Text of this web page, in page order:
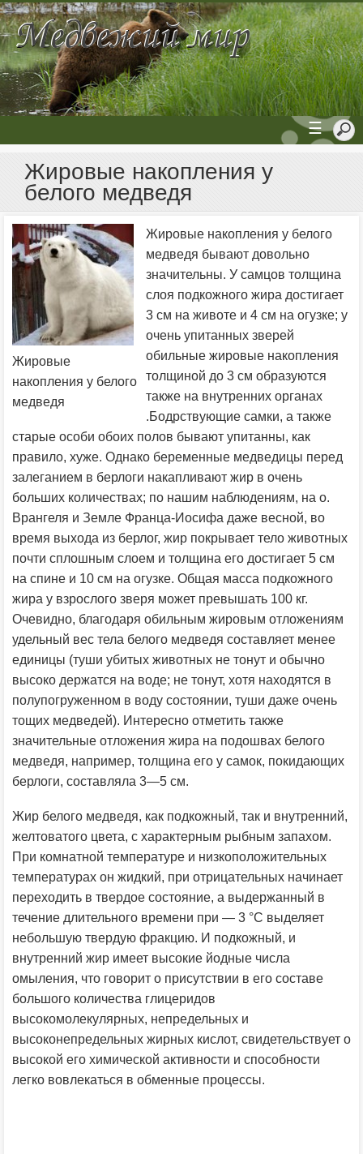
☰
Жировые накопления у
белого медведя
Жировые
накопления у белого
медведя
Жировые накопления у белого
медведя бывают довольно
значительны. У самцов толщина
слоя подкожного жира достигает
3 см на животе и 4 см на огузке; у
очень упитанных зверей
обильные жировые накопления
толщиной до 3 см образуются
также на внутренних органах
.Бодрствующие самки, а также
старые особи обоих полов бывают упитанны, как
правило, хуже. Однако беременные медведицы перед
залеганием в берлоги накапливают жир в очень
больших количествах; по нашим наблюдениям, на о.
Врангеля и Земле Франца-Иосифа даже весной, во
время выхода из берлог, жир покрывает тело животных
почти сплошным слоем и толщина его достигает 5 см
на спине и 10 см на огузке. Общая масса подкожного
жира у взрослого зверя может превышать 100 кг.
Очевидно, благодаря обильным жировым отложениям
удельный вес тела белого медведя составляет менее
единицы (туши убитых животных не тонут и обычно
высоко держатся на воде; не тонут, хотя находятся в
полупогруженном в воду состоянии, туши даже очень
тощих медведей). Интересно отметить также
значительные отложения жира на подошвах белого
медведя, например, толщина его у самок, покидающих
берлоги, составляла 3—5 см.
Жир белого медведя, как подкожный, так и внутренний,
желтоватого цвета, с характерным рыбным запахом.
При комнатной температуре и низкоположительных
температурах он жидкий, при отрицательных начинает
переходить в твердое состояние, а выдержанный в
течение длительного времени при — 3 °С выделяет
небольшую твердую фракцию. И подкожный, и
внутренний жир имеет высокие йодные числа
омыления, что говорит о присутствии в его составе
большого количества глицеридов
высокомолекулярных, непредельных и
высоконепредельных жирных кислот, свидетельствует о
высокой его химической активности и способности
легко вовлекаться в обменные процессы.